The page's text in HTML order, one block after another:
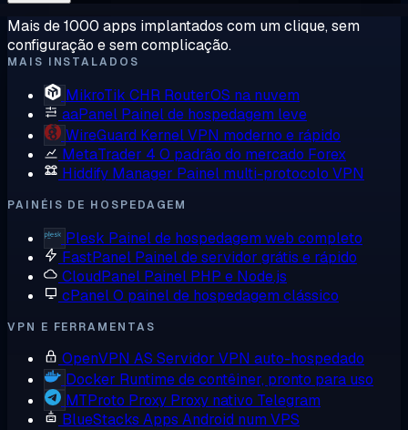
Mais de 1000 apps implantados com um clique, sem
configuração e sem complicação.
MAIS INSTALADOS
MikroTik CHR RouterOS na nuvem
aaPanel Painel de hospedagem leve
WireGuard Kernel VPN moderno e rápido
MetaTrader 4 O padrão do mercado Forex
Hiddify Manager Painel multi-protocolo VPN
PAINÉIS DE HOSPEDAGEM
Plesk Painel de hospedagem web completo
FastPanel Painel de servidor grátis e rápido
CloudPanel Painel PHP e Node.js
cPanelO painel de hospedagem clássico
VPN E FERRAMENTAS
OpenVPN AS Servidor VPN auto-hospedado
Docker Runtime de contêiner, pronto para uso
MTProto Proxy Proxy nativo Telegram
BlueStacks Apps Android num VPS